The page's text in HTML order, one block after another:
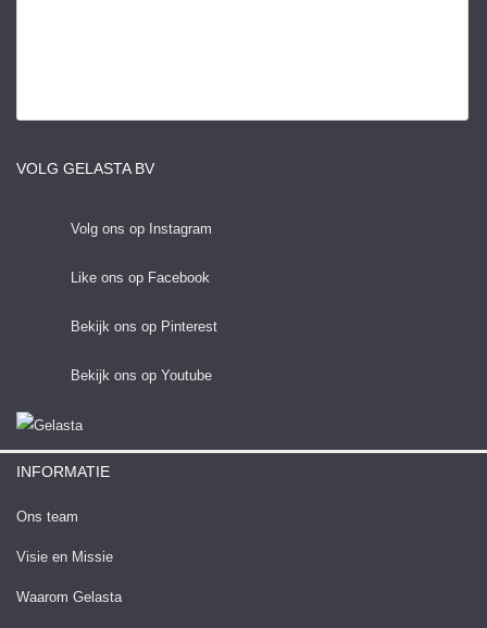
VOLG GELASTA BV
Volg ons op Instagram
Like ons op Facebook
Bekijk ons op Pinterest
Bekijk ons op Youtube
INFORMATIE
Ons team
Visie en Missie
Waarom Gelasta